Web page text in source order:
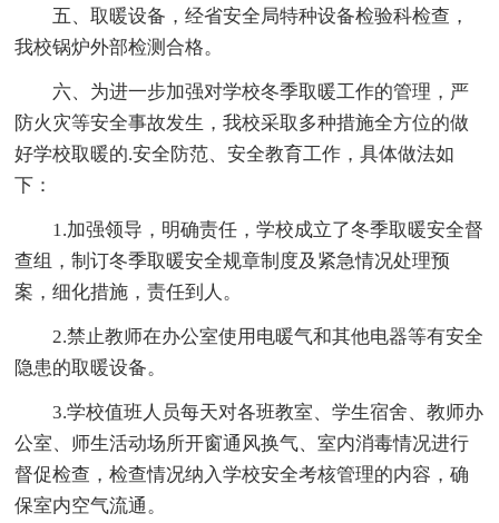
五、取暖设备，经省安全局特种设备检验科检查，
我校锅炉外部检测合格。
六、为进一步加强对学校冬季取暖工作的管理，严
防火灾等安全事故发生，我校采取多种措施全方位的做
好学校取暖的.安全防范、安全教育工作，具体做法如
下：
1.加强领导，明确责任，学校成立了冬季取暖安全督
查组，制订冬季取暖安全规章制度及紧急情况处理预
案，细化措施，责任到人。
2.禁止教师在办公室使用电暖气和其他电器等有安全
隐患的取暖设备。
3.学校值班人员每天对各班教室、学生宿舍、教师办
公室、师生活动场所开窗通风换气、室内消毒情况进行
督促检查，检查情况纳入学校安全考核管理的内容，确
保室内空气流通。